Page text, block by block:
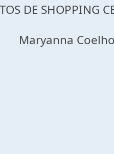
DE SHOPPING
Maryanna